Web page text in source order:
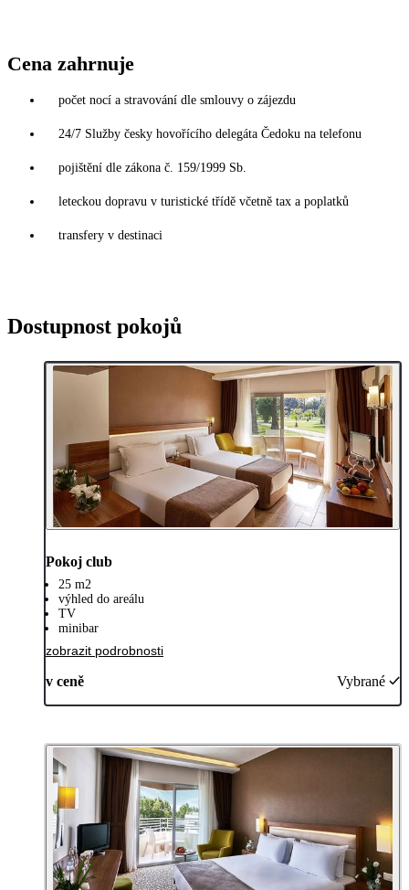
Cena zahrnuje
počet nocí a stravování dle smlouvy o zájezdu
24/7 Služby česky hovořícího delegáta Čedoku na telefonu
pojištění dle zákona č. 159/1999 Sb.
leteckou dopravu v turistické třídě včetně tax a poplatků
transfery v destinaci
Dostupnost pokojů
Pokoj club
25 m2
výhled do areálu
TV
minibar
zobrazit podrobnosti
v ceně Vybrané